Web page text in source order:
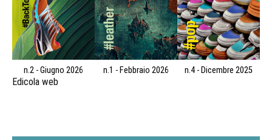
n.2 - Giugno 2026 n.1 - Febbraio 2026 n.4 - Dicembre 2025
Edicola web